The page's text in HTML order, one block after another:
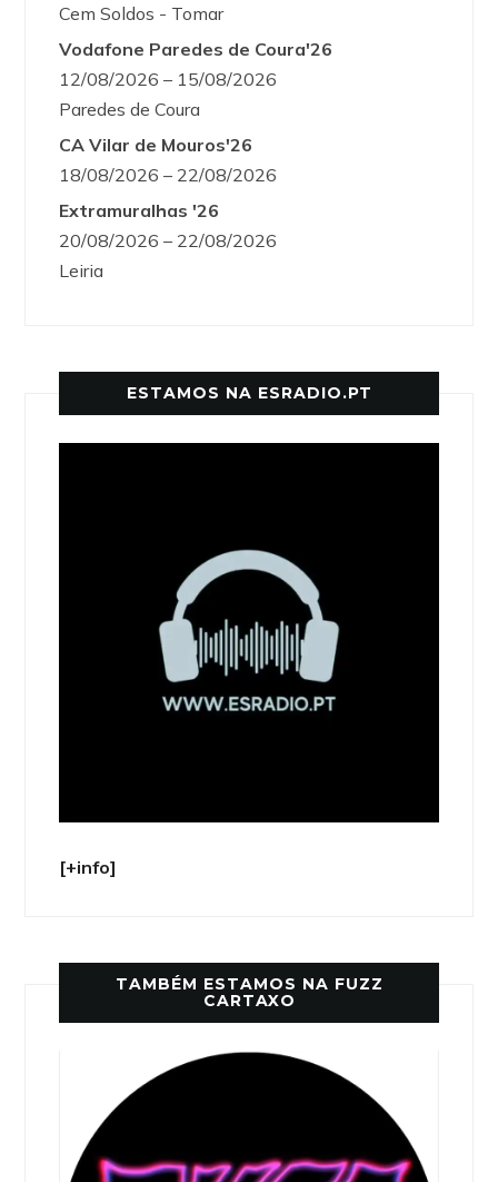
Cem Soldos - Tomar
Vodafone Paredes de Coura'26
12/08/2026 – 15/08/2026
Paredes de Coura
CA Vilar de Mouros'26
18/08/2026 – 22/08/2026
Extramuralhas '26
20/08/2026 – 22/08/2026
Leiria
ESTAMOS NA ESRADIO.PT
[+info]
TAMBÉM ESTAMOS NA FUZZ
CARTAXO